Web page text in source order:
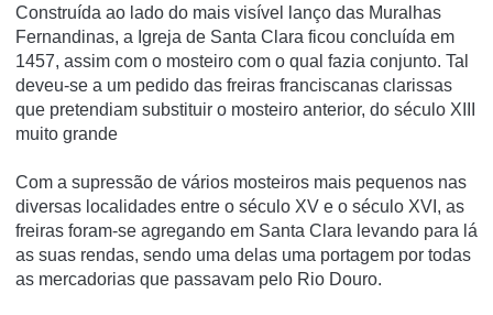
Construí­da ao lado do mais visí­vel lanço das Muralhas
Fernandinas, a Igreja de Santa Clara ficou concluí­da em
1457, assim com o mosteiro com o qual fazia conjunto. Tal
deveu-se a um pedido das freiras franciscanas clarissas
que pretendiam substituir o mosteiro anterior, do século XIII
muito grande
Com a supressão de vários mosteiros mais pequenos nas
diversas localidades entre o século XV e o século XVI, as
freiras foram-se agregando em Santa Clara levando para lá
as suas rendas, sendo uma delas uma portagem por todas
as mercadorias que passavam pelo Rio Douro.